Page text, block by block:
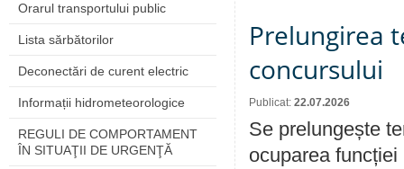
Orarul transportului public
Lista sărbătorilor
Deconectări de curent electric
Informații hidrometeorologice
REGULI DE COMPORTAMENT
ÎN SITUAŢII DE URGENŢĂ
Prelungirea
concursului
Publicat: 22.07.2026
Se prelungește
ocuparea